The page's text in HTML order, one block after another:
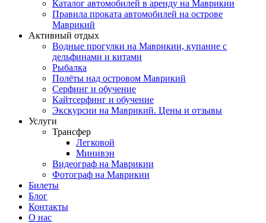
Каталог автомобилей в аренду на Маврикии
Правила проката автомобилей на острове
Маврикий
Активный отдых
Водные прогулки на Маврикии, купание с
дельфинами и китами
Рыбалка
Полёты над островом Маврикий
Серфинг и обучение
Кайтсерфинг и обучение
Экскурсии на Маврикий. Цены и отзывы
Услуги
Трансфер
Легковой
Минивэн
Видеограф на Маврикии
Фотограф на Маврикии
Билеты
Блог
Контакты
О нас